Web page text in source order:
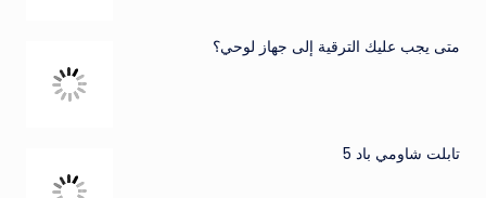
متى يجب عليك الترقية إلى جهاز لوحي؟
تابلت شاومي باد 5